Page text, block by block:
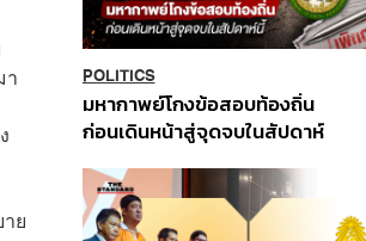
า
ย
POLITICS
มหากาพย์โกงข้อสอบท้องถิ่น
ก่อนเดินหน้าสู่จุดจบในสัปดาห์